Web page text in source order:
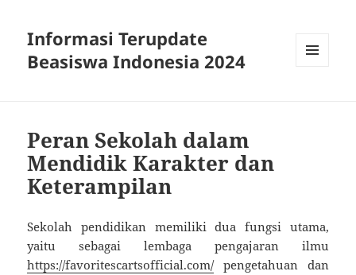
Informasi Terupdate
Beasiswa Indonesia 2024
Peran Sekolah dalam
Mendidik Karakter dan
Keterampilan
Sekolah pendidikan memiliki dua fungsi utama,
yaitu sebagai lembaga pengajaran ilmu
https://favoritescartsofficial.com/pengetahuan dan